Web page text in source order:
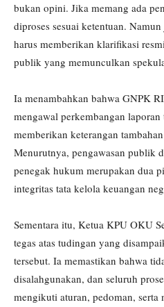
bukan opini. Jika memang ada
diproses sesuai ketentuan.
harus memberikan klarifikasi
publik yang memunculkan
Ia menambahkan bahwa GNPK
mengawal perkembangan laporan
memberikan keterangan
Menurutnya, pengawasan publik
penegak hukum merupakan dua
integritas tata kelola keuangan
Sementara itu, Ketua KPU OKU
tegas atas tudingan yang
tersebut. Ia memastikan bahwa
disalahgunakan, dan seluruh
mengikuti aturan, pedoman, serta